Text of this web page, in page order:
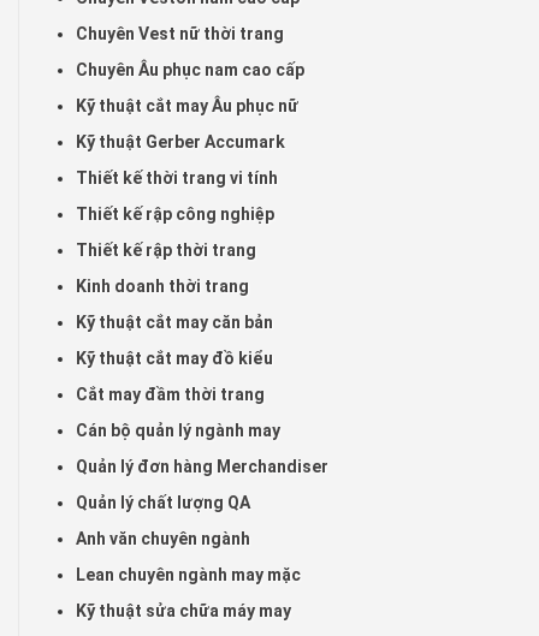
Chuyên Vest nữ thời trang
Chuyên Âu phục nam cao cấp
Kỹ thuật cắt may Âu phục nữ
Kỹ thuật Gerber Accumark
Thiết kế thời trang vi tính
Thiết kế rập công nghiệp
Thiết kế rập thời trang
Kinh doanh thời trang
Kỹ thuật cắt may căn bản
Kỹ thuật cắt may đồ kiểu
Cắt may đầm thời trang
Cán bộ quản lý ngành may
Quản lý đơn hàng Merchandiser
Quản lý chất lượng QA
Anh văn chuyên ngành
Lean chuyên ngành may mặc
Kỹ thuật sửa chữa máy may